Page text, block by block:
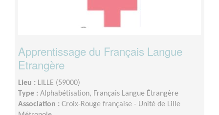
Apprentissage du Français Langue
Etrangère
Lieu : LILLE (59000)
Type : Alphabétisation, Français Langue Étrangère
Association : Croix-Rouge française - Unité de Lille